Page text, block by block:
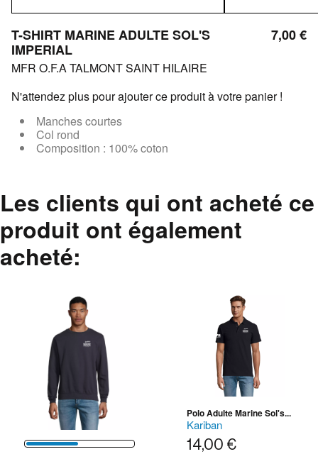
T-SHIRT MARINE ADULTE SOL'S
IMPERIAL
MFR O.F.A TALMONT SAINT HILAIRE
7,00 €
N'attendez plus pour ajouter ce produit à votre panier !
Manches courtes
Col rond
Composition : 100% coton
Les clients qui ont acheté ce
produit ont également
acheté:
Polo Adulte Marine Sol's...
Kariban
14,00 €